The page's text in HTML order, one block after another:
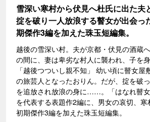
雪深い寒村から伏見へ杜氏に出た夫
掟を破り一人放浪する瞽女が出会っ
期傑作3編を加えた珠玉短編集。
越後の雪深い村。夫が京都・伏見の酒蔵
の間に、妻は卑劣な村人に襲われ、子を
「越後つついし親不知」 幼い頃に瞽女屋
の旅芸人となったおりん。だが、掟を破
を追放され放浪の身に……。「はなれ瞽
を代表する表題作2編に、男女の哀切、
初期傑作3編を加えた珠玉短編集。